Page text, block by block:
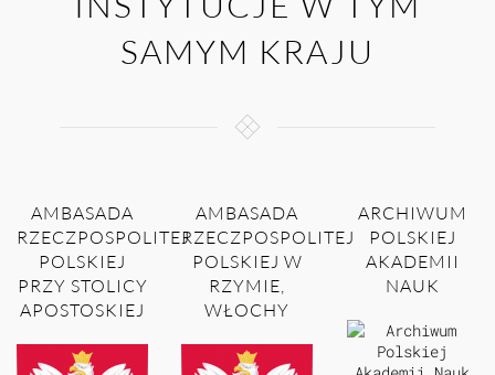
SAMYM KRAJU
AMBASADA
RZECZPOSPOLITEJ
POLSKIEJ
PRZY STOLICY
APOSTOSKIEJ
AMBASADA
RZECZPOSPOLITEJ
POLSKIEJ W
RZYMIE,
WŁOCHY
ARCHIWUM
POLSKIEJ
AKADEMII
NAUK